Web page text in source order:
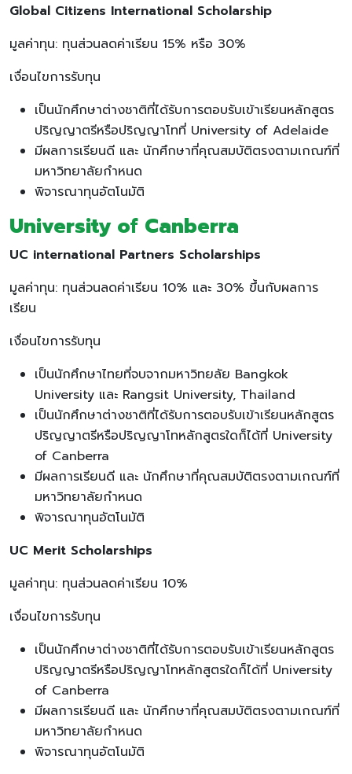
Global Citizens International Scholarship
มูลค่าทุน: ทุนส่วนลดค่าเรียน 15% หรือ 30%
เงื่อนไขการรับทุน
เป็นนักศึกษาต่างชาติที่ได้รับการตอบรับเข้าเรียนหลักสูตร
ปริญญาตรีหรือปริญญาโทที่ University of Adelaide
มีผลการเรียนดี และ นักศึกษาที่คุณสมบัติตรงตามเกณฑ์ที่
มหาวิทยาลัยกำหนด
พิจารณาทุนอัตโนมัติ
University of Canberra
UC international Partners Scholarships
มูลค่าทุน: ทุนส่วนลดค่าเรียน 10% และ 30% ขึ้นกับผลการ
เรียน
เงื่อนไขการรับทุน
เป็นนักศึกษาไทยที่จบจากมหาวิทยลัย Bangkok
University และ Rangsit University, Thailand
เป็นนักศึกษาต่างชาติที่ได้รับการตอบรับเข้าเรียนหลักสูตร
ปริญญาตรีหรือปริญญาโทหลักสูตรใดก็ได้ที่ University
of Canberra
มีผลการเรียนดี และ นักศึกษาที่คุณสมบัติตรงตามเกณฑ์ที่
มหาวิทยาลัยกำหนด
พิจารณาทุนอัตโนมัติ
UC Merit Scholarships
มูลค่าทุน: ทุนส่วนลดค่าเรียน 10%
เงื่อนไขการรับทุน
เป็นนักศึกษาต่างชาติที่ได้รับการตอบรับเข้าเรียนหลักสูตร
ปริญญาตรีหรือปริญญาโทหลักสูตรใดก็ได้ที่ University
of Canberra
มีผลการเรียนดี และ นักศึกษาที่คุณสมบัติตรงตามเกณฑ์ที่
มหาวิทยาลัยกำหนด
พิจารณาทุนอัตโนมัติ